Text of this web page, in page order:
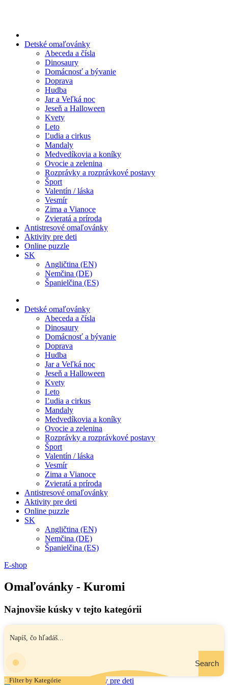
Detské omaľovánky
Abeceda a čísla
Dinosaury
Domácnosť a bývanie
Doprava
Hudba
Jar a Veľká noc
Jeseň a Halloween
Kvety
Leto
Ľudia a cirkus
Mandaly
Medvedíkovia a koníky
Ovocie a zelenina
Rozprávky a rozprávkové postavy
Šport
Valentín / láska
Vesmír
Zima a Vianoce
Zvieratá a príroda
Antistresové omaľovánky
Aktivity pre deti
Online puzzle
SK
Angličtina (EN)
Nemčina (DE)
Španielčina (ES)
Detské omaľovánky
Abeceda a čísla
Dinosaury
Domácnosť a bývanie
Doprava
Hudba
Jar a Veľká noc
Jeseň a Halloween
Kvety
Leto
Ľudia a cirkus
Mandaly
Medvedíkovia a koníky
Ovocie a zelenina
Rozprávky a rozprávkové postavy
Šport
Valentín / láska
Vesmír
Zima a Vianoce
Zvieratá a príroda
Antistresové omaľovánky
Aktivity pre deti
Online puzzle
SK
Angličtina (EN)
Nemčina (DE)
Španielčina (ES)
E-shop
Omaľovánky - Kuromi
Najnovšie kúsky v tejto kategórii
Search
Filter by Kategórie